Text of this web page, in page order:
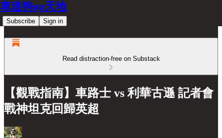
車迷狗up天地
Subscribe Sign in
Read distraction-free on Substack
【觀戰指南】車路士 vs 利華古遜 記者會
戰神坦克回歸英超